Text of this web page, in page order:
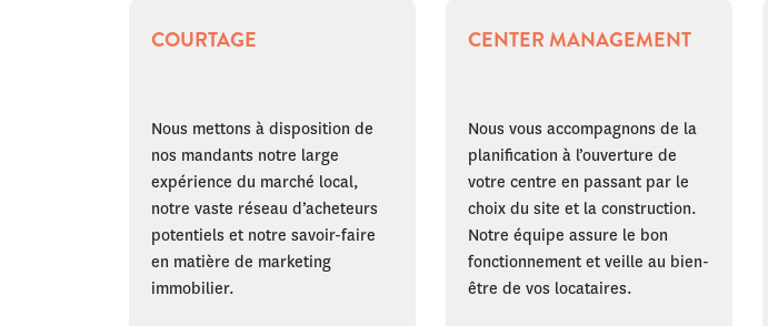
COURTAGE
Nous mettons à disposition de
nos mandants notre large
expérience du marché local,
notre vaste réseau d’acheteurs
potentiels et notre savoir-faire
en matière de marketing
immobilier.
CENTER MANAGEMENT
Nous vous accompagnons de la
planification à l’ouverture de
votre centre en passant par le
choix du site et la construction.
Notre équipe assure le bon
fonctionnement et veille au bien-
être de vos locataires.